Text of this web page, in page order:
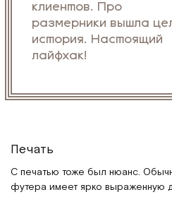
клиентов. Про
размерники вышла
история. Настоящий
лайфхак!
Печать
С печатью тоже был нюанс.
футера имеет ярко выраженную